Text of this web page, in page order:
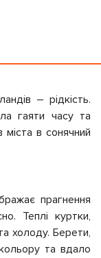
– рідкість.
гаяти часу та
міста в сонячний
прагнення
Теплі куртки,
холоду. Берети,
та вдало